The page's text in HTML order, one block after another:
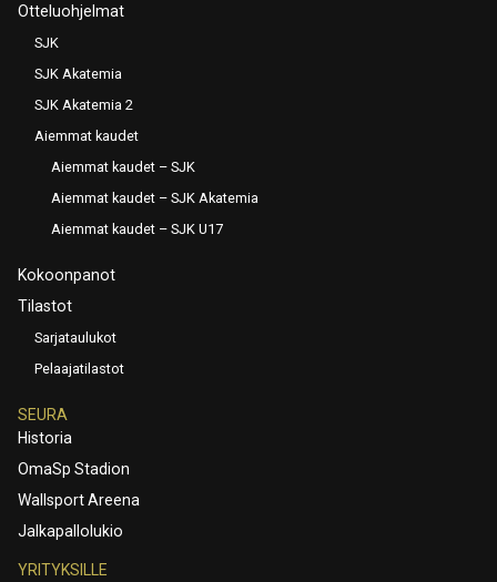
Otteluohjelmat
SJK
SJK Akatemia
SJK Akatemia 2
Aiemmat kaudet
Aiemmat kaudet – SJK
Aiemmat kaudet – SJK Akatemia
Aiemmat kaudet – SJK U17
Kokoonpanot
Tilastot
Sarjataulukot
Pelaajatilastot
SEURA
Historia
OmaSp Stadion
Wallsport Areena
Jalkapallolukio
YRITYKSILLE